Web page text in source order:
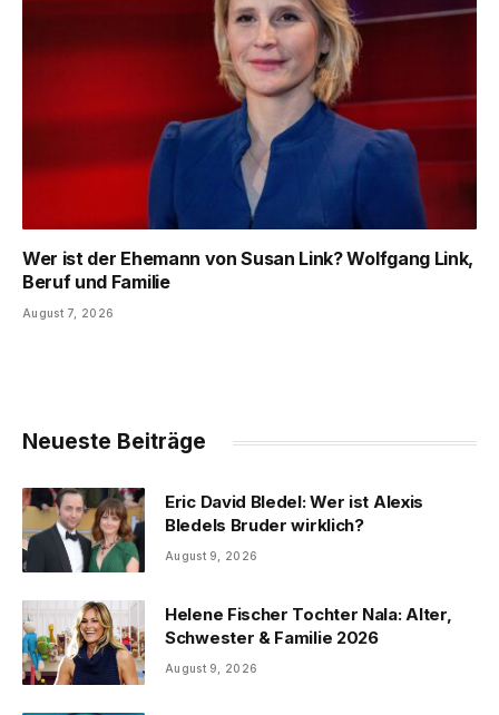
Wer ist der Ehemann von Susan Link? Wolfgang Link,
Beruf und Familie
August 7, 2026
Neueste Beiträge
Eric David Bledel: Wer ist Alexis
Bledels Bruder wirklich?
August 9, 2026
Helene Fischer Tochter Nala: Alter,
Schwester & Familie 2026
August 9, 2026